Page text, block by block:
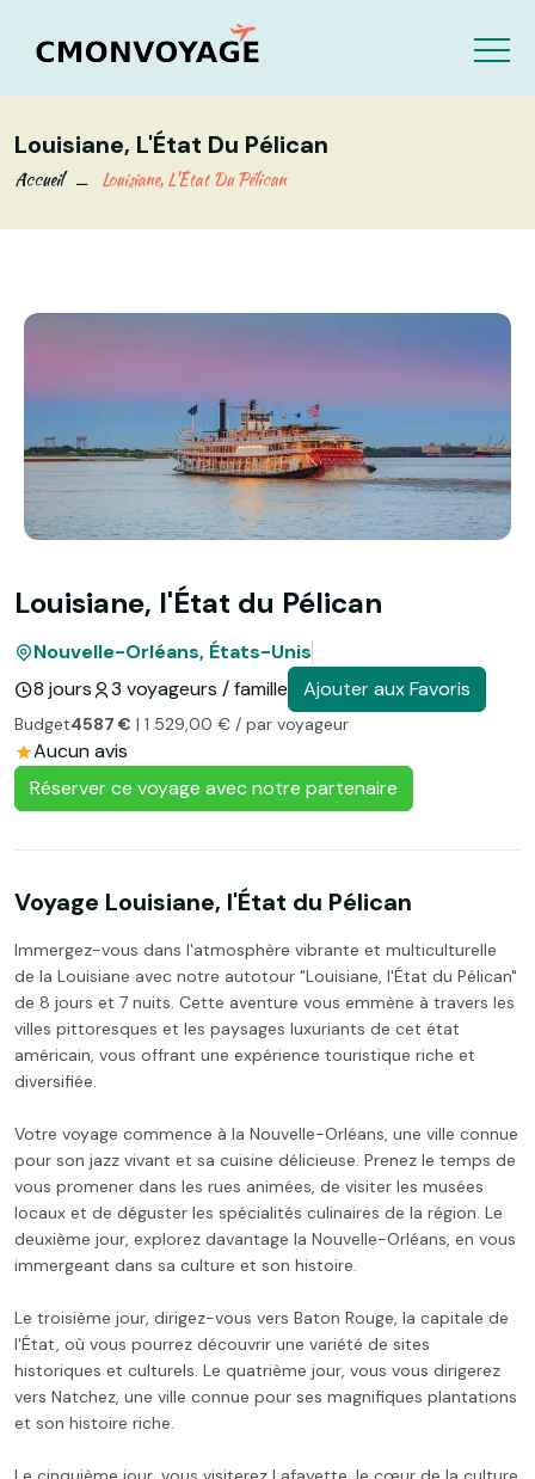
Louisiane, L'État Du Pélican
Accueil Louisiane, L'État Du Pélican
Louisiane, l'État du Pélican
Nouvelle-Orléans, États-Unis
8 jours
3 voyageurs / famille Ajouter aux Favoris
Budget4587 € | 1 529,00 € / par voyageur
Aucun avis
Réserver ce voyage avec notre partenaire
Voyage Louisiane, l'État du Pélican
Immergez-vous dans l'atmosphère vibrante et multiculturelle
de la Louisiane avec notre autotour "Louisiane, l'État du Pélican"
de 8 jours et 7 nuits. Cette aventure vous emmène à travers les
villes pittoresques et les paysages luxuriants de cet état
américain, vous offrant une expérience touristique riche et
diversifiée.
Votre voyage commence à la Nouvelle-Orléans, une ville connue
pour son jazz vivant et sa cuisine délicieuse. Prenez le temps de
vous promener dans les rues animées, de visiter les musées
locaux et de déguster les spécialités culinaires de la région. Le
deuxième jour, explorez davantage la Nouvelle-Orléans, en vous
immergeant dans sa culture et son histoire.
Le troisième jour, dirigez-vous vers Baton Rouge, la capitale de
l'État, où vous pourrez découvrir une variété de sites
historiques et culturels. Le quatrième jour, vous vous dirigerez
vers Natchez, une ville connue pour ses magnifiques plantations
et son histoire riche.